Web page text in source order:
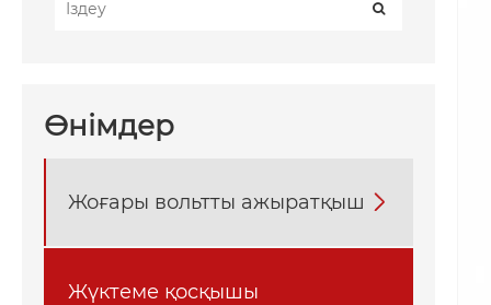
Өнімдер
Жоғары вольтты ажыратқыш 
Жүктеме қосқышы